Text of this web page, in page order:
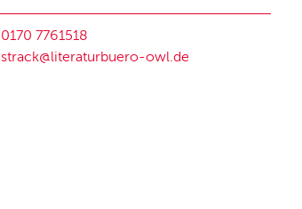
0170 7761518
strack@literaturbuero-owl.de